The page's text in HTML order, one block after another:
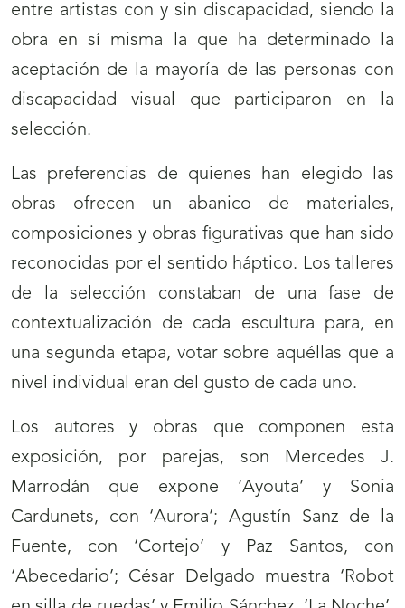
entre artistas con y sin discapacidad, siendo la
obra en sí misma la que ha determinado la
aceptación de la mayoría de las personas con
discapacidad visual que participaron en la
selección.
Las preferencias de quienes han elegido las
obras ofrecen un abanico de materiales,
composiciones y obras figurativas que han sido
reconocidas por el sentido háptico. Los talleres
de la selección constaban de una fase de
contextualización de cada escultura para, en
una segunda etapa, votar sobre aquéllas que a
nivel individual eran del gusto de cada uno.
Los autores y obras que componen esta
exposición, por parejas, son Mercedes J.
Marrodán que expone ‘Ayouta’ y Sonia
Cardunets, con ‘Aurora’; Agustín Sanz de la
Fuente, con ‘Cortejo’ y Paz Santos, con
‘Abecedario’; César Delgado muestra ‘Robot